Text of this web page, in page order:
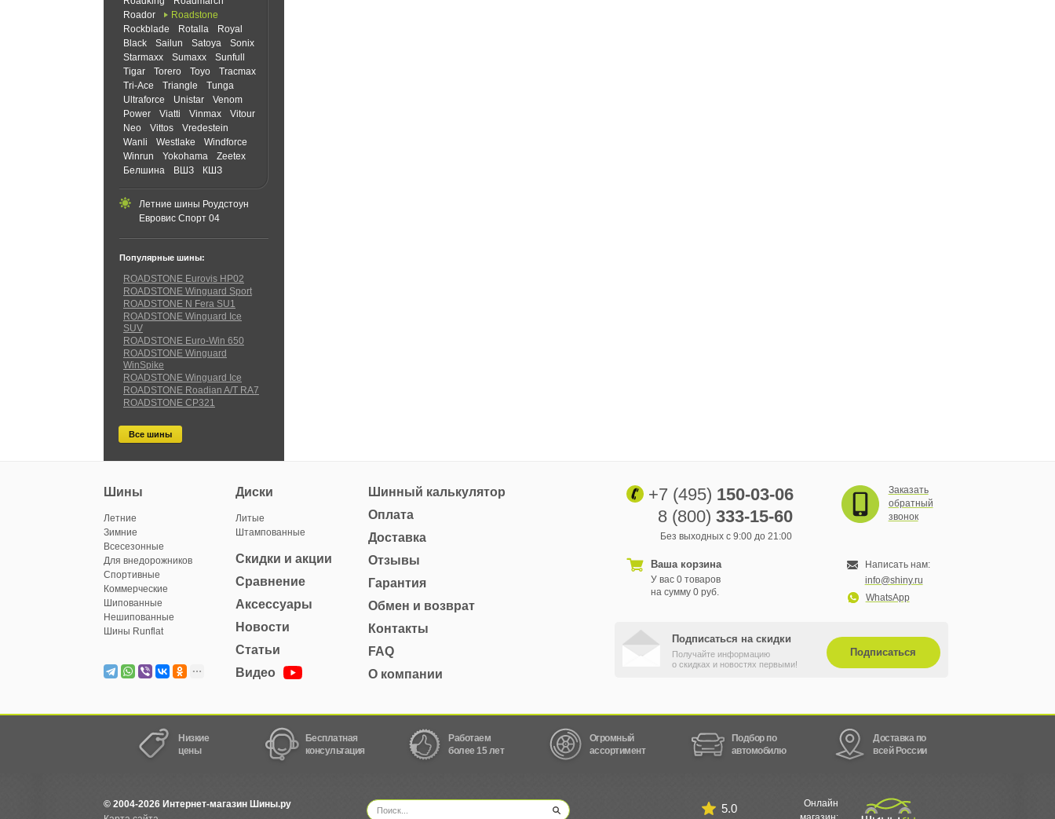
Roador
Roadstone
Rockblade
Rotalla
Royal
Black
Sailun Satoya
Sonix
Starmaxx
Sumaxx
Sunfull
Tigar
Torero Toyo
Tracmax
Tri-Ace
Triangle
Tunga
Ultraforce
Unistar
Venom
Power
Viatti Vinmax
Vitour
Neo
Vittos
Vredestein
Wanli
Westlake
Windforce
Winrun
Yokohama
Zeetex
Белшина
ВШЗ КШЗ
Летние шины Роудстоун
Евровис Спорт 04
Популярные шины:
ROADSTONE Eurovis HP02
ROADSTONE Winguard Sport
ROADSTONE N Fera SU1
ROADSTONE Winguard Ice
SUV
ROADSTONE Euro-Win 650
ROADSTONE Winguard
WinSpike
ROADSTONE Winguard Ice
ROADSTONE Roadian A/T RA7
ROADSTONE CP321
Все шины
Шины
Летние
Зимние
Всесезонные
Для внедорожников
Спортивные
Коммерческие
Шипованные
Нешипованные
Шины Runflat
Диски
Литые
Штампованные
Скидки и акции
Сравнение
Аксессуары
Новости
Статьи
Видео
Шинный калькулятор
Оплата
Доставка
Отзывы
Гарантия
Обмен и возврат
Контакты
FAQ
О компании
+7 (495) 150-03-06
8 (800) 333-15-60
Без выходных с 9:00 до 21:00
Ваша корзина
У вас 0 товаров
на сумму 0 руб.
Заказать
обратный
звонок
Написать нам:
info@shiny.ru
WhatsApp
Подписаться на скидки
Получайте информацию
о скидках и новостях первыми!
Подписаться
Низкие
цены
Бесплатная
консультация
Работаем
более 15 лет
Огромный
ассортимент
Подбор по
автомобилю
Доставка по
всей России
© 2004-2026 Интернет-магазин Шины.ру
5.0
Онлайн